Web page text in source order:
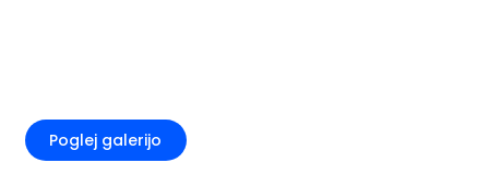
Poglej galerijo